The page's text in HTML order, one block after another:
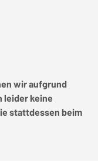
wir aufgrund
leider keine
stattdessen beim